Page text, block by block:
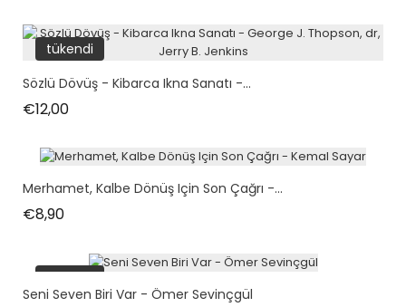
tükendi
Sözlü Dövüş - Kibarca Ikna Sanatı -...
€12,00Fiyat
Merhamet, Kalbe Dönüş Için Son Çağrı -...
€8,90Fiyat
tükendi
Seni Seven Biri Var - Ömer Sevinçgül